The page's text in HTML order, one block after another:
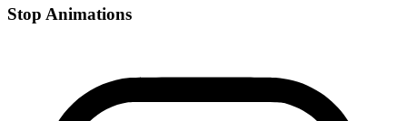
Stop Animations